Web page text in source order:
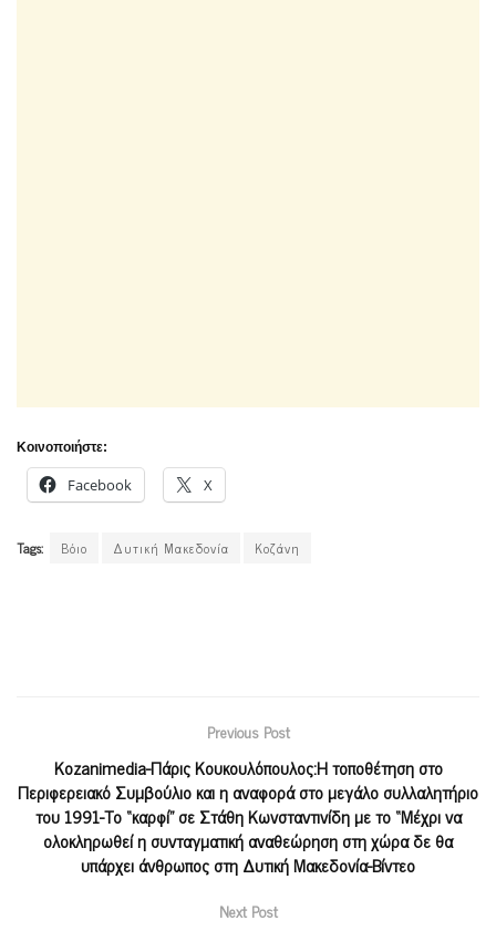
Κοινοποιήστε:
Facebook X
Tags: Βόιο Δυτική Μακεδονία Κοζάνη
Previous Post
Kozanimedia-Πάρις Κουκουλόπουλος:Η τοποθέτηση στο
Περιφερειακό Συμβούλιο και η αναφορά στο μεγάλο συλλαλητήριο
του 1991-Το “καρφί” σε Στάθη Κωνσταντινίδη με το “Μέχρι να
ολοκληρωθεί η συνταγματική αναθεώρηση στη χώρα δε θα
υπάρχει άνθρωπος στη Δυτική Μακεδονία-Βίντεο
Next Post